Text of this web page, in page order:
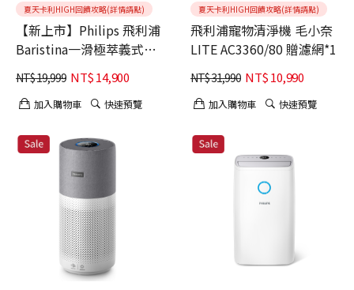
夏天卡利HIGH回饋攻略(詳情請點)
【新上市】Philips 飛利浦
Baristina一滑極萃義式咖
啡機BAR302 贈限量禮盒
組
NT$19,999 NT$14,900
加入購物車 快速預覽
夏天卡利HIGH回饋攻略(詳情請點)
飛利浦寵物清淨機 毛小奈
LITE AC3360/80 贈濾網*1
NT$31,990 NT$10,990
加入購物車 快速預覽